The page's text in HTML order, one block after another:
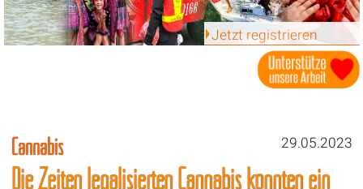
Jetzt registrieren
29.05.2023
Cannabis
Die Zeiten legalisierten Cannabis könnten ein